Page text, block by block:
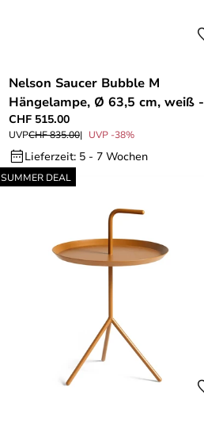
Nelson Saucer Bubble M
Hängelampe, Ø 63,5 cm, weiß -
HAY
CHF 515.00
UVPCHF 835.00 UVP -38%
Lieferzeit: 5 - 7 Wochen
SUMMER DEAL